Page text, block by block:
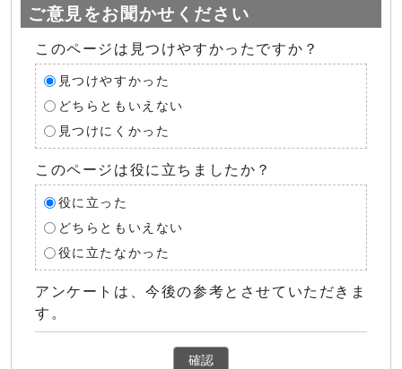
ご意見をお聞かせください
このページは見つけやすかったですか？
見つけやすかった
どちらともいえない
見つけにくかった
このページは役に立ちましたか？
役に立った
どちらともいえない
役に立たなかった
アンケートは、今後の参考とさせていただきま
す。
確認